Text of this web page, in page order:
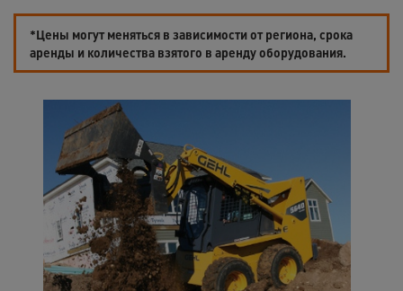
*Цены могут меняться в зависимости от региона, срока
аренды и количества взятого в аренду оборудования.